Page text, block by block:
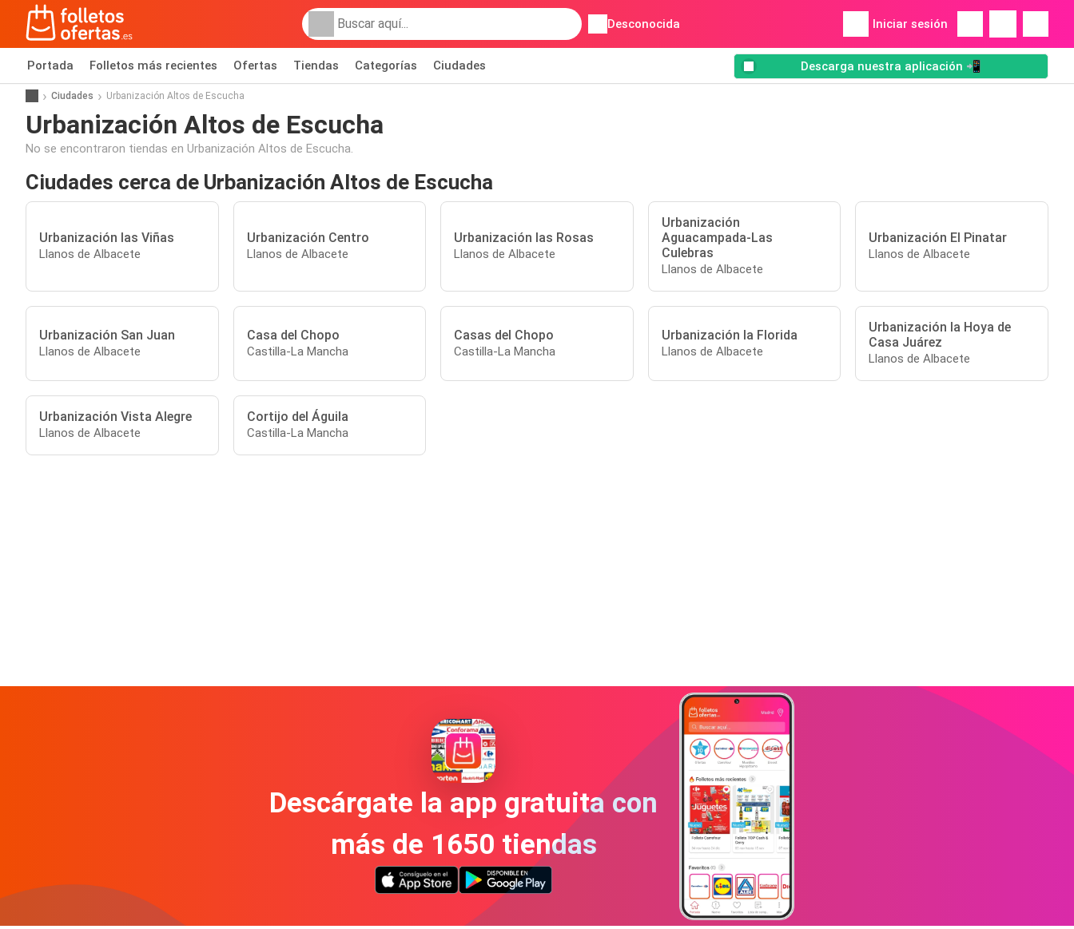
Desconocida Iniciar sesión
Portada Folletos más recientes Ofertas Tiendas Categorías Ciudades Descarga nuestra aplicación 📲
Ciudades Urbanización Altos de Escucha
Urbanización Altos de Escucha
No se encontraron tiendas en Urbanización Altos de Escucha.
Ciudades cerca de Urbanización Altos de Escucha
Urbanización las Viñas
Llanos de Albacete
Urbanización Centro
Llanos de Albacete
Urbanización las Rosas
Llanos de Albacete
Urbanización
Aguacampada-Las
Culebras
Llanos de Albacete
Urbanización El Pinatar
Llanos de Albacete
Urbanización San Juan
Llanos de Albacete
Casa del Chopo
Castilla-La Mancha
Casas del Chopo
Castilla-La Mancha
Urbanización la Florida
Llanos de Albacete
Urbanización la Hoya de
Casa Juárez
Llanos de Albacete
Urbanización Vista Alegre
Llanos de Albacete
Cortijo del Águila
Castilla-La Mancha
Descárgate la app gratuita con
más de 1650 tiendas